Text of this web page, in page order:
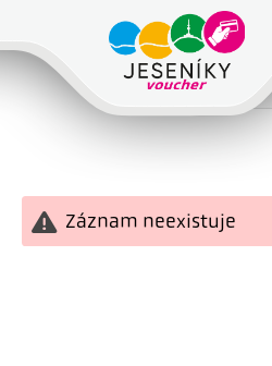
Záznam neexistuje